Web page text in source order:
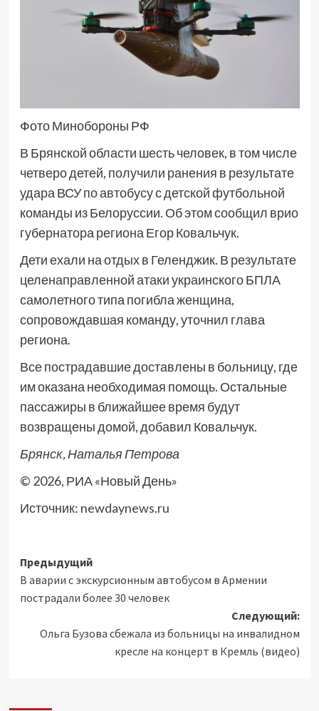
Фото Минобороны РФ
В Брянской области шесть человек, в том числе
четверо детей, получили ранения в результате
удара ВСУ по автобусу с детской футбольной
команды из Белоруссии. Об этом сообщил врио
губернатора региона Егор Ковальчук.
Дети ехали на отдых в Геленджик. В результате
целенаправленной атаки украинского БПЛА
самолетного типа погибла женщина,
сопровождавшая команду, уточнил глава
региона.
Все пострадавшие доставлены в больницу, где
им оказана необходимая помощь. Остальные
пассажиры в ближайшее время будут
возвращены домой, добавил Ковальчук.
Брянск, Наталья Петрова
© 2026, РИА «Новый День»
Источник: newdaynews.ru
Навигация
записи
Предыдущий
В аварии с экскурсионным автобусом в Армении
пострадали более 30 человек
Следующий:
Ольга Бузова сбежала из больницы на инвалидном
кресле на концерт в Кремль (видео)